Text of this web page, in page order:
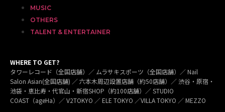
MUSIC
OTHERS
TALENT & ENTERTAINER
WHERE TO GET?
タワーレコード（全国店舗）／ ムラサキスポーツ（全国店舗）／ Nail
Salon Asian(全国店舗) ／ 六本木周辺設置店舗（約50店舗）／ 渋谷・原宿・
池袋・恵比寿・代官山・新宿SHOP（約100店舗）／ STUDIO
COAST（ageHa）／ V2TOKYO ／ ELE TOKYO ／VILLA TOKYO ／ MEZZO